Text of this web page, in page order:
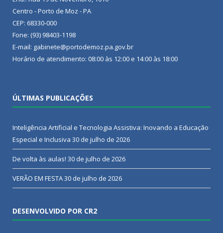
Centro - Porto de Moz - PA
CEP: 68330-000
Fone: (93) 98403-1198
E-mail: gabinete@portodemoz.pa.gov.br
Horário de atendimento: 08:00 às 12:00 e 14:00 às 18:00
ÚLTIMAS PUBLICAÇÕES
Inteligência Artificial e Tecnologia Assistiva: Inovando a Educação
Especial e Inclusiva 30 de julho de 2026
De volta às aulas! 30 de julho de 2026
VERÃO EM FESTA30 de julho de 2026
DESENVOLVIDO POR CR2